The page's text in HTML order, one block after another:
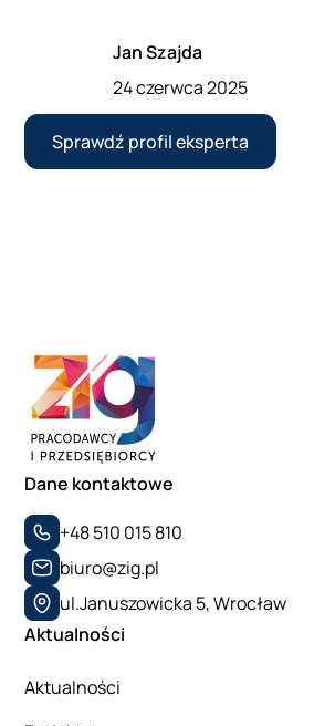
Jan Szajda
24 czerwca 2025
Sprawdź profil eksperta
Dane kontaktowe
+48 510 015 810
biuro@zig.pl
ul.Januszowicka 5, Wrocław
Aktualności
Aktualności